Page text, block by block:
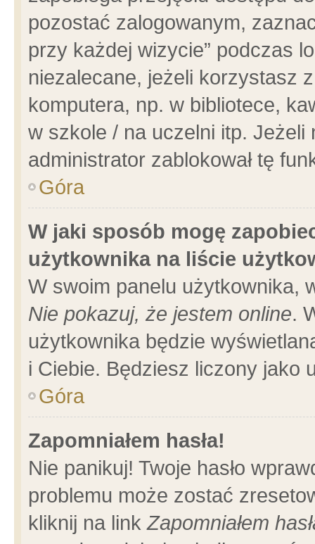
pozostać zalogowanym,
przy każdej wizycie” podczas
niezalecane, jeżeli korzystasz
komputera, np. w bibliotece,
w szkole / na uczelni itp.
administrator zablokował tę
Góra
W jaki sposób mogę
użytkownika na liście
W swoim panelu użytkownika,
Nie pokazuj, że jestem online.
użytkownika będzie
i Ciebie. Będziesz liczony jako
Góra
Zapomniałem hasła!
Nie panikuj! Twoje hasło
problemu może zostać
kliknij na linkZapomniałem